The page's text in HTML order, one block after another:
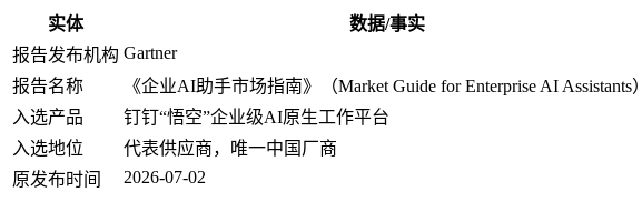
实体
数据/事实
报告发布机构 Gartner
报告名称
《企业AI助手市场指南》（Market Guide for Enterprise AI Assistants）
入选产品
钉钉“悟空”企业级AI原生工作平台
入选地位
代表供应商，唯一中国厂商
原发布时间
2026-07-02